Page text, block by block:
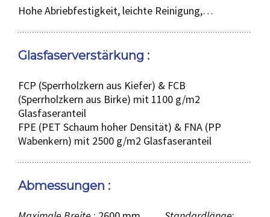
Hohe Abriebfestigkeit, leichte Reinigung,…
Glasfaserverstärkung :
FCP (Sperrholzkern aus Kiefer) & FCB
(Sperrholzkern aus Birke) mit 1100 g/m2
Glasfaseranteil
FPE (PET Schaum hoher Densität) & FNA (PP
Wabenkern) mit 2500 g/m2 Glasfaseranteil
Abmessungen :